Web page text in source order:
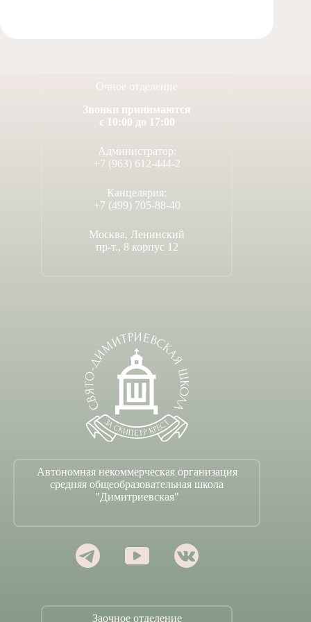
Очное отделение
Звонки принимаются
с 10:00 до 17:00
Администратор:
+7 (963) 612-444-2
Канцелярия:
+7 (499) 705-88-40
Москва, Ленинский
пр-т., 8 корпус 12
Автономная некоммерческая организация
средняя общеобразовательная школа
"Димитриевская"
Заочное отделение